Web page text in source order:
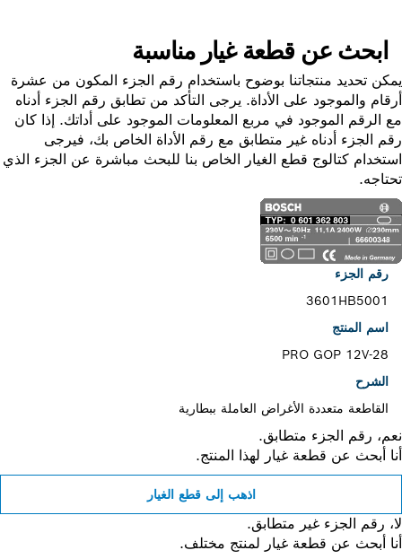
ابحث عن قطعة غيار مناسبة
تحديد منتجاتنا بوضوح باستخدام رقم الجزء المكون من عشرة
والموجود على الأداة. يرجى التأكد من تطابق رقم الجزء أدناه
الرقم الموجود في مربع المعلومات الموجود على أداتك. إذا كان
الجزء أدناه غير متطابق مع رقم الأداة الخاص بك، فيرجى
كتالوج قطع الغيار الخاص بنا للبحث مباشرة عن الجزء الذي
رقم الجزء
3601HB5001
اسم المنتج
PRO GOP 12V-28
الشرح
القاطعة متعددة الأغراض العاملة ببطارية
رقم الجزء متطابق.
أبحث عن قطعة غيار لهذا المنتج.
اذهب إلى قطع الغيار
رقم الجزء غير متطابق.
أبحث عن قطعة غيار لمنتج مختلف.